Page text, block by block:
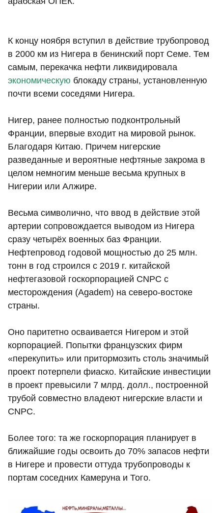
К концу ноября вступил в действие трубопровод
в 2000 км из Нигера в бенинский порт Семе. Тем
самым, перекачка нефти ликвидировала
экономическую блокаду страны, установленную
почти всеми соседями Нигера.
Нигер, ранее полностью подконтрольный
Франции, впервые входит на мировой рынок.
Благодаря Китаю. Причем нигерские
разведанные и вероятные нефтяные закрома в
целом немногим меньше весьма крупных в
Нигерии или Алжире.
Весьма символично, что ввод в действие этой
артерии сопровождается выводом из Нигера
сразу четырёх военных баз Франции.
Нефтепровод годовой мощностью до 25 млн.
тонн в год строился с 2019 г. китайской
нефтегазовой госкорпорацией CNPC с
месторождения (Agadem) на северо-востоке
страны.
Оно паритетно осваивается Нигером и этой
корпорацией. Попытки французских фирм
«перекупить» или притормозить столь значимый
проект потерпели фиаско. Китайские инвестиции
в проект превысили 7 млрд. долл., построенной
трубой совместно владеют нигерские власти и
CNPC.
Более того: та же госкорпорация планирует в
ближайшие годы освоить до 70% запасов нефти
в Нигере и провести оттуда трубопроводы к
портам соседних Камеруна и Того.